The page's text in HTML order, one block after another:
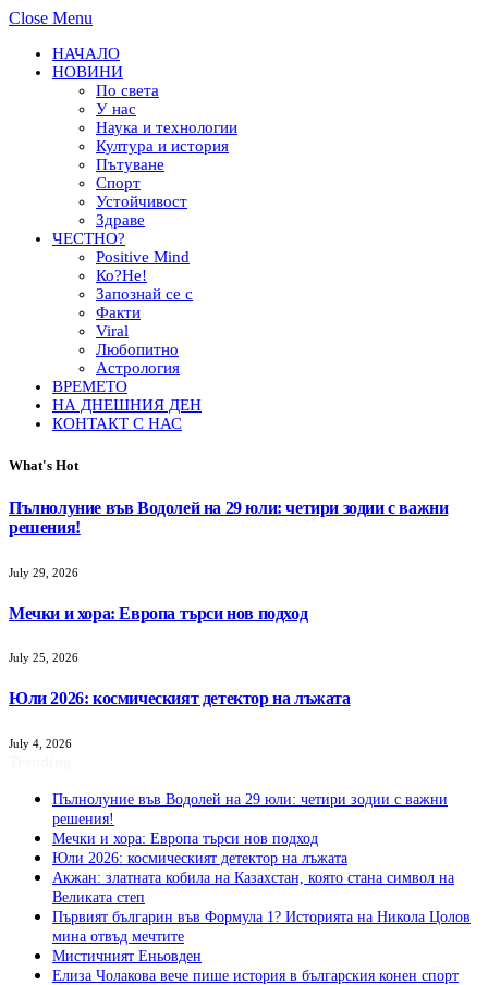
Close Menu
НАЧАЛО
НОВИНИ
По света
У нас
Наука и технологии
Култура и история
Пътуване
Спорт
Устойчивост
Здраве
ЧЕСТНО?
Positive Mind
Ко?Не!
Запознай се с
Факти
Viral
Любопитно
Астрология
ВРЕМЕТО
НА ДНЕШНИЯ ДЕН
КОНТАКТ С НАС
What's Hot
Пълнолуние във Водолей на 29 юли: четири зодии с важни
решения!
July 29, 2026
Мечки и хора: Европа търси нов подход
July 25, 2026
Юли 2026: космическият детектор на лъжата
July 4, 2026
Пълнолуние във Водолей на 29 юли: четири зодии с важни
решения!
Мечки и хора: Европа търси нов подход
Юли 2026: космическият детектор на лъжата
Акжан: златната кобила на Казахстан, която стана символ на
Великата степ
Първият българин във Формула 1? Историята на Никола Цолов
мина отвъд мечтите
Мистичният Eньовден
Елиза Чолакова вече пише история в българския конен спорт